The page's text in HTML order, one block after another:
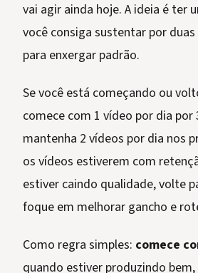
vai agir ainda hoje. A ideia é ter
você consiga sustentar por
para enxergar padrão.
Se você está começando ou
comece com 1 vídeo por dia por
mantenha 2 vídeos por dia nos
os vídeos estiverem com
estiver caindo qualidade, volte
foque em melhorar gancho e
Como regra simples: comece
quando estiver produzindo bem,